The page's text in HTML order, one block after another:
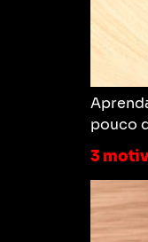
pouco
3